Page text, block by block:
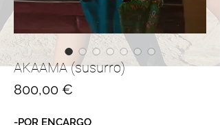
AKAAMA (susurro)
800,00 €
-POR ENCARGO